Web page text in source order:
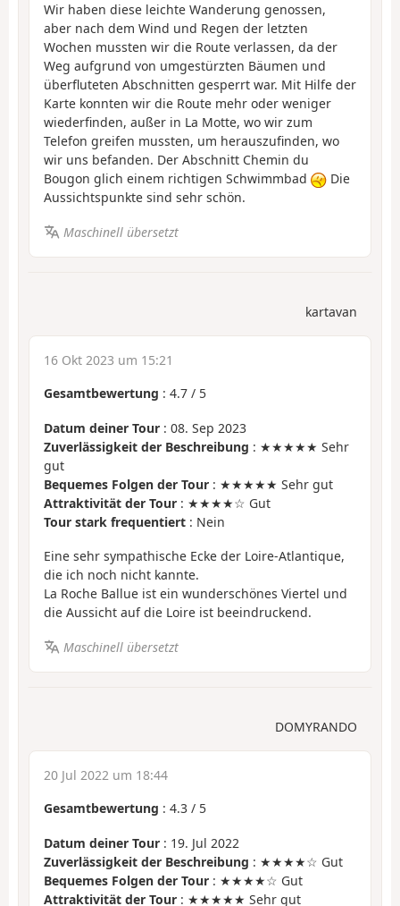
Wir haben diese leichte Wanderung genossen,
aber nach dem Wind und Regen der letzten
Wochen mussten wir die Route verlassen, da der
Weg aufgrund von umgestürzten Bäumen und
überfluteten Abschnitten gesperrt war. Mit Hilfe der
Karte konnten wir die Route mehr oder weniger
wiederfinden, außer in La Motte, wo wir zum
Telefon greifen mussten, um herauszufinden, wo
wir uns befanden. Der Abschnitt Chemin du
Bougon glich einem richtigen Schwimmbad
Die
Aussichtspunkte sind sehr schön.
Maschinell übersetzt
kartavan
16 Okt 2023 um 15:21
Gesamtbewertung : 4.7 / 5
Datum deiner Tour : 08. Sep 2023
Zuverlässigkeit der Beschreibung : ★★★★★ Sehr
gut
Bequemes Folgen der Tour : ★★★★★ Sehr gut
Attraktivität der Tour : ★★★★☆ Gut
Tour stark frequentiert : Nein
Eine sehr sympathische Ecke der Loire-Atlantique,
die ich noch nicht kannte.
La Roche Ballue ist ein wunderschönes Viertel und
die Aussicht auf die Loire ist beeindruckend.
Maschinell übersetzt
DOMYRANDO
20 Jul 2022 um 18:44
Gesamtbewertung : 4.3 / 5
Datum deiner Tour : 19. Jul 2022
Zuverlässigkeit der Beschreibung : ★★★★☆ Gut
Bequemes Folgen der Tour : ★★★★☆ Gut
Attraktivität der Tour : ★★★★★ Sehr gut